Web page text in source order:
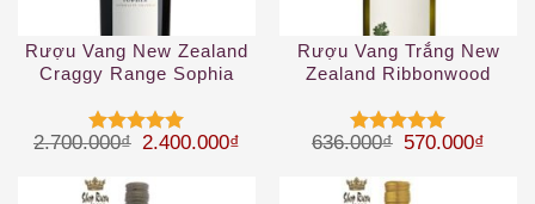
Rượu Vang New Zealand
Craggy Range Sophia
Blend
Được xếp
sao
2.700.000₫ Giá gốc là: 2.700.000₫.
2.400.000₫ Giá hiện tại là: 2.400.000₫.
Rượu Vang Trắng New
Zealand Ribbonwood
Được xếp
sao
636.000₫ Giá gốc là:
570.000₫